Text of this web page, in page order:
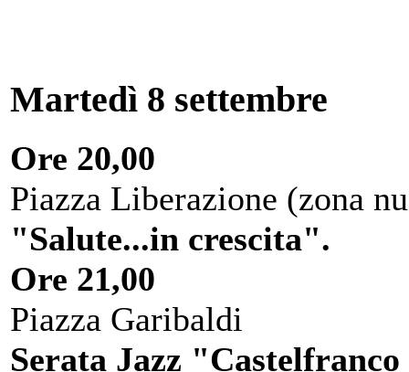
Martedì 8 settembre
Ore 20,00
Piazza Liberazione (zona
"Salute...in crescita".
Ore 21,00
Piazza Garibaldi
Serata Jazz